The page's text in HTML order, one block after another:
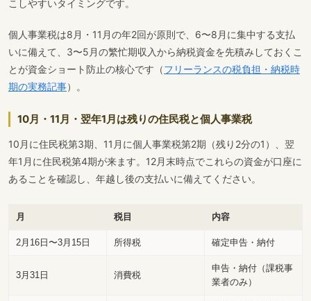
こしやすいタイミングです。
個人事業税は8月・11月の年2回が原則で、6〜8月に集中する支払
いに備えて、3〜5月の繁忙期収入から納税資金を先積みしておくこ
とが資金ショート防止の核心です（フリーランスの税負担・納税時
期の実務記事）。
10月・11月・翌年1月は残りの住民税と個人事業税
10月に住民税第3期、11月に個人事業税第2期（残り2分の1）、翌
年1月に住民税第4期が来ます。12月末時点でこれらの資金が口座に
あることを確認し、年越し後の支払いに備えてください。
月 税目 内容
2月16日〜3月15日 所得税 確定申告・納付
3月31日 消費税
申告・納付（課税事
業者のみ）